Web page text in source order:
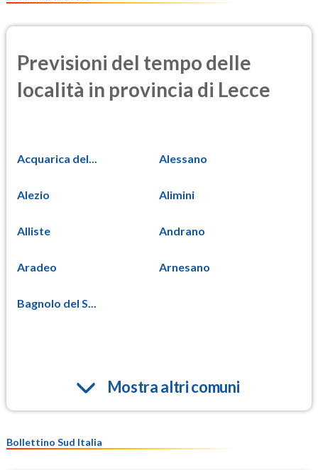
Previsioni del tempo delle
località in provincia di Lecce
Acquarica del... Alessano
Alezio Alimini
Alliste Andrano
Aradeo Arnesano
Bagnolo del S...
Mostra altri comuni
Bollettino Sud Italia